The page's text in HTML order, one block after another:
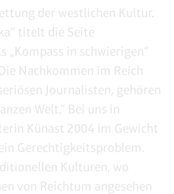
der westlichen Kultur.
titelt die Seite
„Kompass in schwierigen“
Die Nachkommen im Reich
Journalisten, gehören
Welt.“ Bei uns in
Künast 2004 im Gewicht
Gerechtigkeitsproblem.
Kulturen, wo
von Reichtum angesehen